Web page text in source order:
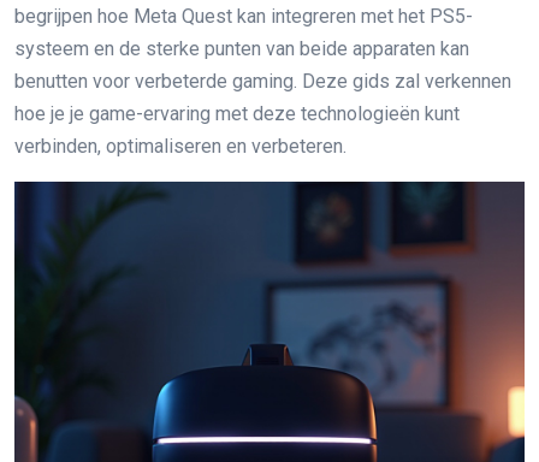
begrijpen hoe Meta Quest kan integreren met het PS5-
systeem en de sterke punten van beide apparaten kan
benutten voor verbeterde gaming. Deze gids zal verkennen
hoe je je game-ervaring met deze technologieën kunt
verbinden, optimaliseren en verbeteren.